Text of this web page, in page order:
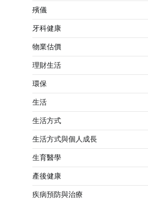
殯儀
牙科健康
物業估價
理財生活
環保
生活
生活方式
生活方式與個人成長
生育醫學
產後健康
疾病預防與治療